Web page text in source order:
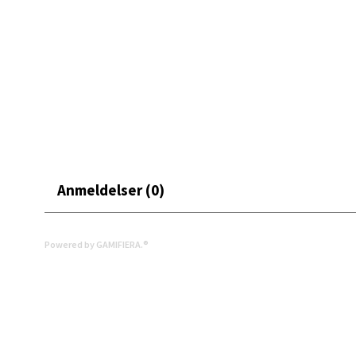
Anmeldelser (0)
Powered by GAMIFIERA.®
Mo